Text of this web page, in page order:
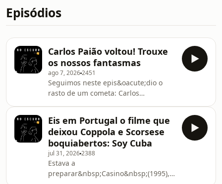
Episódios
Carlos Paião voltou! Trouxe
os nossos fantasmas
ago 7, 20262451
Seguimos neste epis&oacute;dio o
rasto de um cometa: Carlos
espect&aacute;culo como
M&aacute;rio Soares, &Aacute;lvaro
Cunhal, Snu Abecassis e S&aacute;
Carneiro, Doce e Ant&oacute;nio
Varia&ccedil;&otilde;es tiveram o
seu&nbsp;biopic&nbsp;ou foram
Eis em Portugal o filme que
deixou Coppola e Scorsese
boquiabertos: Soy Cuba
jul 31, 20262388
Estava a
preparar&nbsp;Casino&nbsp;(1995),